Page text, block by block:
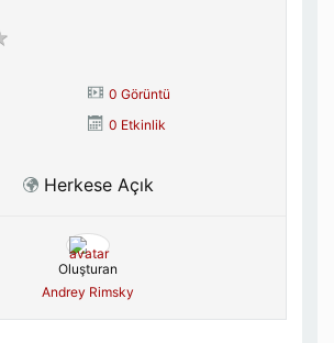
0 Görüntü
0 Etkinlik
Herkese Açık
Oluşturan
Andrey Rimsky